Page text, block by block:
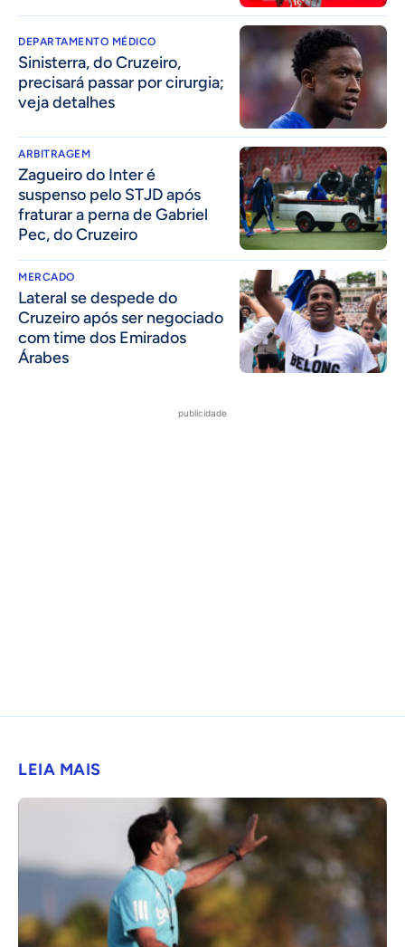
DEPARTAMENTO MÉDICO
Sinisterra, do Cruzeiro,
precisará passar por cirurgia;
veja detalhes
ARBITRAGEM
Zagueiro do Inter é
suspenso pelo STJD após
fraturar a perna de Gabriel
Pec, do Cruzeiro
MERCADO
Lateral se despede do
Cruzeiro após ser negociado
com time dos Emirados
Árabes
publicidade
LEIA MAIS